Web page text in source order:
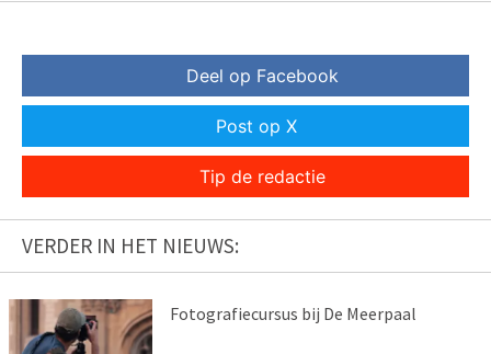
Deel op Facebook
Post op X
Tip de redactie
VERDER IN HET NIEUWS:
Fotografiecursus bij De Meerpaal